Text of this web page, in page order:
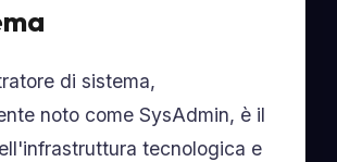
di sistema,
noto come SysAdmin, è il
tecnologica e